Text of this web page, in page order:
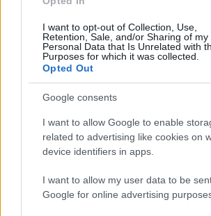
I want to opt-out of Collection, Use,
Retention, Sale, and/or Sharing of my
Personal Data that Is Unrelated with
Purposes for which it was collected.
Opted Out
Google consents
I want to allow Google to enable
related to advertising like cookies on
device identifiers in apps.
I want to allow my user data to be
Google for online advertising
HÍRDETÉS
HÍRDETÉS
LEGOLVASOTTABB